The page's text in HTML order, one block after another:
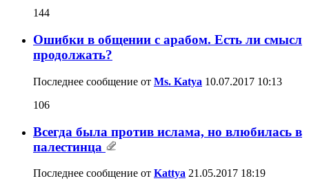
144
Ошибки в общении с арабом. Есть ли смысл
продолжать?
Последнее сообщение от Ms. Katya 10.07.2017 10:13
106
Всегда была против ислама, но влюбилась в
палестинца
Последнее сообщение от Kattya 21.05.2017 18:19